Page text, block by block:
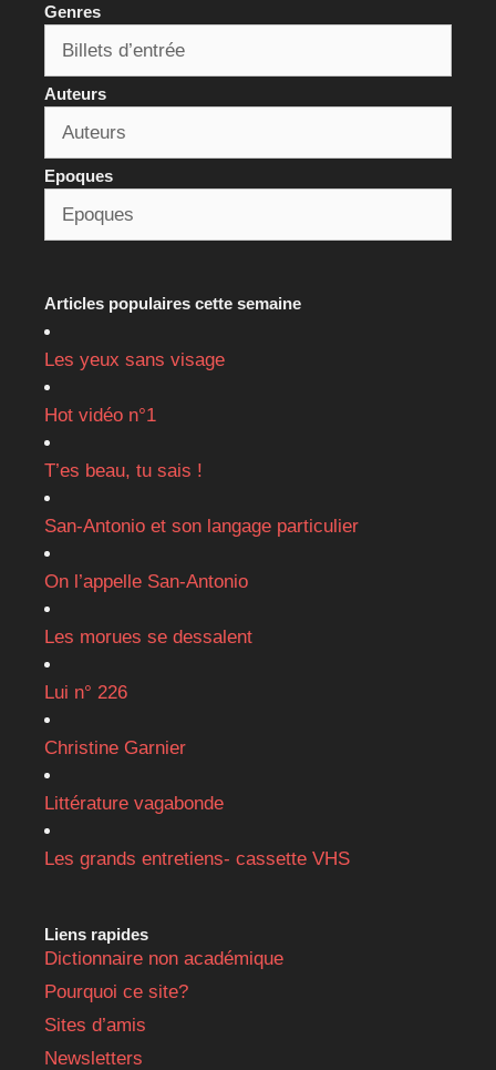
Genres
Auteurs
Epoques
Articles populaires cette semaine
Les yeux sans visage
Hot vidéo n°1
T’es beau, tu sais !
San-Antonio et son langage particulier
On l’appelle San-Antonio
Les morues se dessalent
Lui n° 226
Christine Garnier
Littérature vagabonde
Les grands entretiens- cassette VHS
Liens rapides
Dictionnaire non académique
Pourquoi ce site?
Sites d’amis
Newsletters